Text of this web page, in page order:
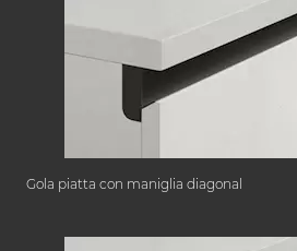
Gola piatta con maniglia diagonal